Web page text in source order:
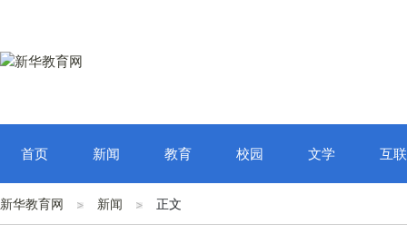
首页 新闻 教育 校园 文学 互
新华教育网 新闻 正文